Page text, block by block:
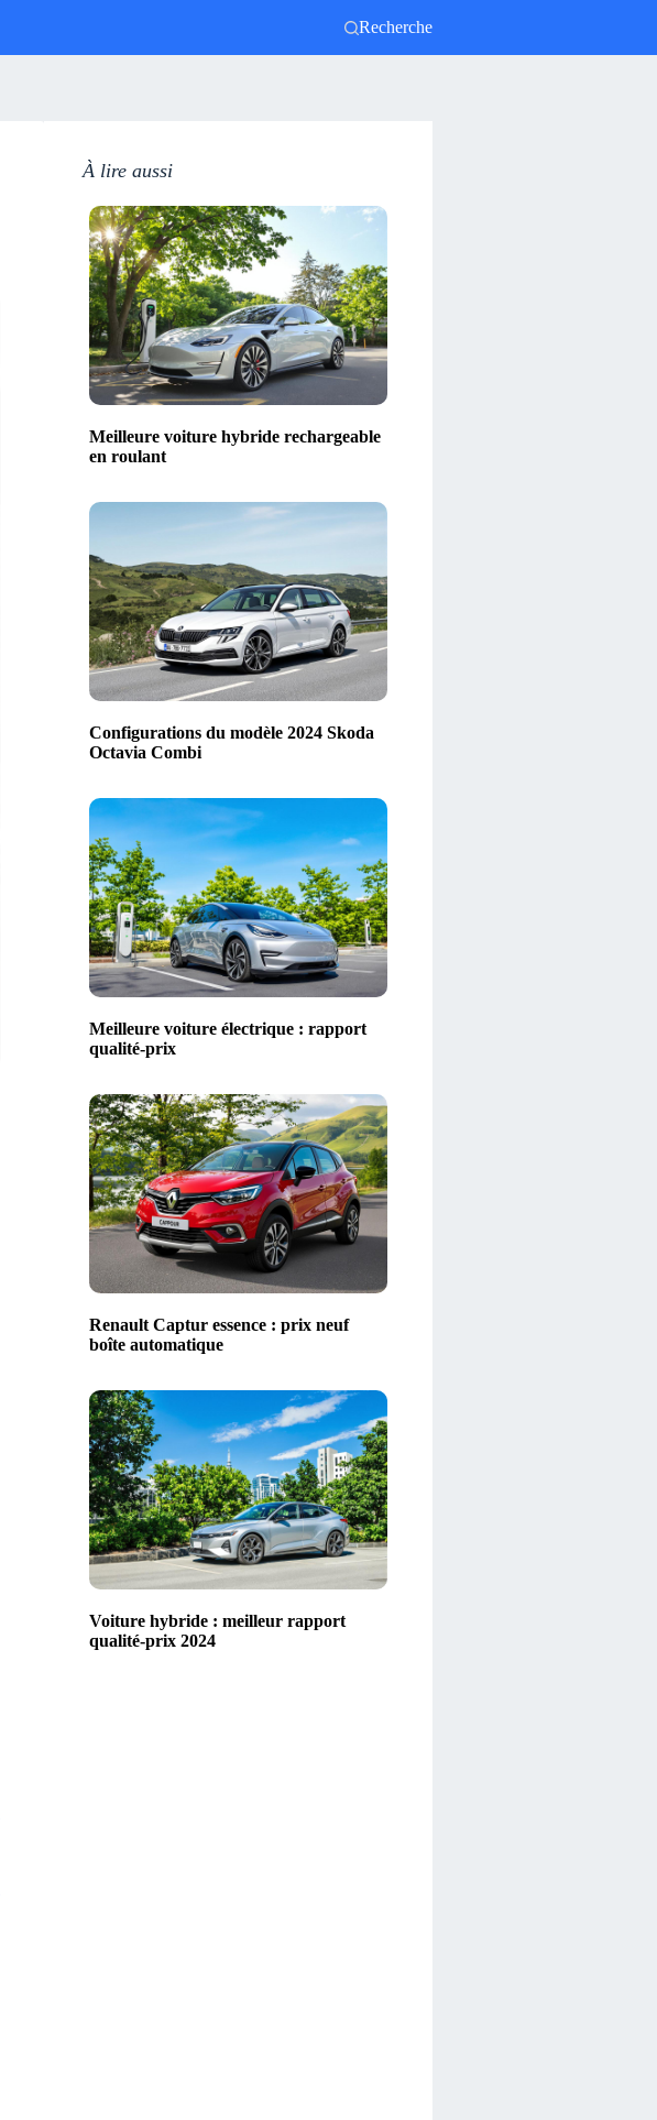
Recherche
À lire aussi
Meilleure voiture hybride rechargeable
en roulant
Configurations du modèle 2024 Skoda
Octavia Combi
Meilleure voiture électrique : rapport
qualité-prix
Renault Captur essence : prix neuf
boîte automatique
Voiture hybride : meilleur rapport
qualité-prix 2024